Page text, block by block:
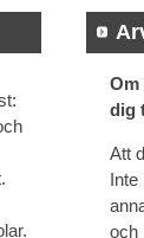
Om
dig
Att
Inte
och